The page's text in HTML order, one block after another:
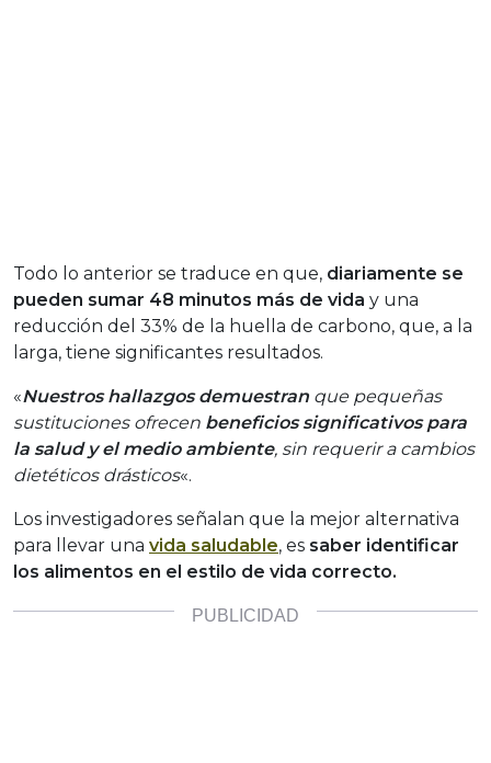
Todo lo anterior se traduce en que, diariamente se
pueden sumar 48 minutos más de vida y una
reducción del 33% de la huella de carbono, que, a la
larga, tiene significantes resultados.
«Nuestros hallazgos demuestran que pequeñas
sustituciones ofrecen beneficios significativos para
la salud y el medio ambiente, sin requerir a cambios
dietéticos drásticos«.
Los investigadores señalan que la mejor alternativa
para llevar una vida saludable, es saber identificar
los alimentos en el estilo de vida correcto.